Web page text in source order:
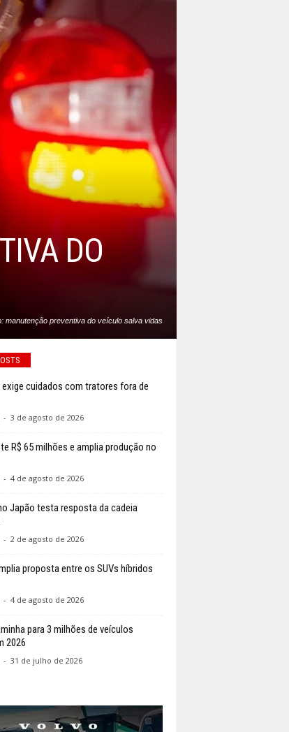
manutenção preventiva do veículo salva vidas
DO
exige cuidados com tratores fora de
- 3 de agosto de 2026
R$ 65 milhões e amplia produção no
- 4 de agosto de 2026
Japão testa resposta da cadeia
- 2 de agosto de 2026
proposta entre os SUVs híbridos
- 4 de agosto de 2026
para 3 milhões de veículos
2026
- 31 de julho de 2026